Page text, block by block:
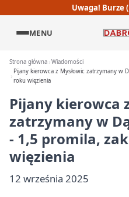
Uwaga! Burze
MENU
Strona główna Wiadomości
Pijany kierowca z Mysłowic zatrzymany w
roku więzienia
Pijany kierowca
zatrzymany w
- 1,5 promila,
więzienia
12 września 2025